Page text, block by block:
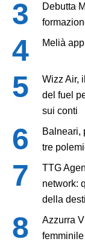
Debutta
Melià
Wizz Air,
del fuel
sui conti
Balneari,
tre
TTG
network:
della
Azzurra